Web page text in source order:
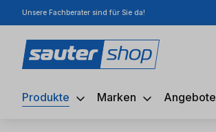
Hauptinhalt springen
Zur Suche springen
Zur Hauptnavigation springen
Unsere Fachberater sind für Sie da!
Produkte Marken Angebote